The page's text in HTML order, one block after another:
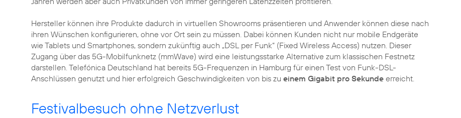
Hersteller können ihre Produkte dadurch in virtuellen Showrooms präsentieren und Anwender können diese nach
ihren Wünschen konfigurieren, ohne vor Ort sein zu müssen. Dabei können Kunden nicht nur mobile Endgeräte
wie Tablets und Smartphones, sondern zukünftig auch „DSL per Funk“ (Fixed Wireless Access) nutzen. Dieser
Zugang über das 5G-Mobilfunknetz (mmWave) wird eine leistungsstarke Alternative zum klassischen Festnetz
darstellen. Telefónica Deutschland hat bereits 5G-Frequenzen in Hamburg für einen Test von Funk-DSL-
Anschlüssen genutzt und hier erfolgreich Geschwindigkeiten von bis zu einem Gigabit pro Sekunde
Festivalbesuch ohne Netzverlust